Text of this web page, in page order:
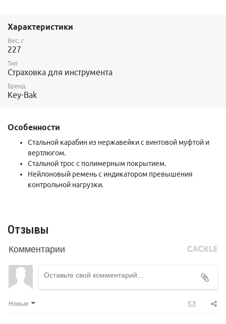
Характеристики
Вес, г
227
Тип
Страховка для инструмента
Бренд
Key-Bak
Особенности
Стальной карабин из нержавейки с винтовой муфтой и
вертлюгом.
Стальной трос с полимерным покрытием.
Нейлоновый ремень с индикатором превышения
контрольной нагрузки.
Отзывы
Комментарии
Новые